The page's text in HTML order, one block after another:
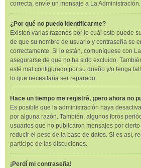
correcta, envíe un mensaje a La Administración.
¿Por qué no puedo identificarme?
Existen varias razones por lo cuál esto puede
de que su nombre de usuario y contraseña se
correctamente. Si lo están, comuníquese con
asegurarse de que no ha sido excluido.
esté mal configurado por su dueño y/o tenga
lo que necesitaría ser reparado.
Hace un tiempo me registré, ¡pero ahora no
Es posible que la administración haya
por alguna razón. También, algunos foros
usuarios que no publicaron mensajes por
reducir el peso de la base de datos. Si es así,
participe de las discuciones.
¡Perdí mi contraseña!